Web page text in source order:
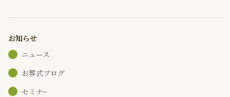
お知らせ
ニュース
お葬式ブログ
セミナｰ